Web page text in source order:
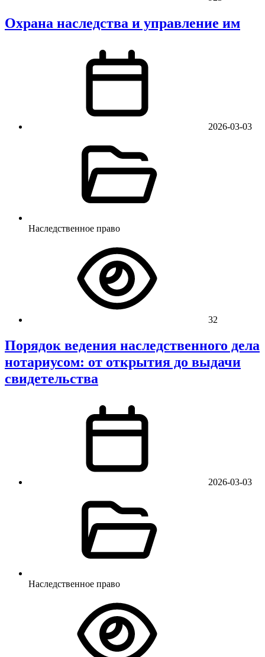
Охрана наследства и управление им
2026-03-03
Наследственное право
32
Порядок ведения наследственного дела
нотариусом: от открытия до выдачи
свидетельства
2026-03-03
Наследственное право